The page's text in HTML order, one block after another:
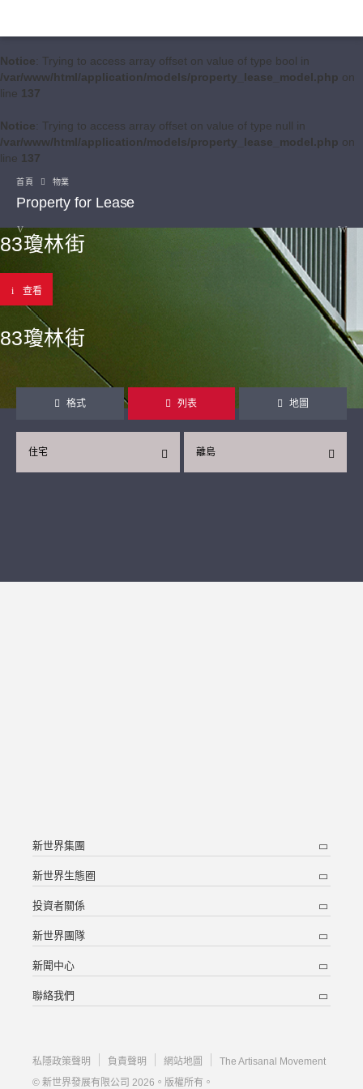
Notice: Trying to access array offset on value of type bool in
/var/www/html/application/models/property_lease_model.php on
line 137
Notice: Trying to access array offset on value of type null in
/var/www/html/application/models/property_lease_model.php on
line 137
首頁 物業
Property for Lease
83瓊林街
查看
83瓊林街
格式 列表 地圖
離島
住宅
新世界集團
新世界生態圈
投資者關係
新世界團隊
新聞中心
聯絡我們
私隱政策聲明 負責聲明 網站地圖
The Artisanal Movement
© 新世界發展有限公司 2026。版權所有。